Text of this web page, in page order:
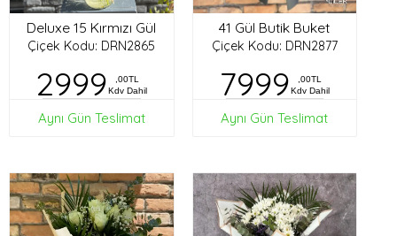
Deluxe 15 Kırmızı Gül
Çiçek Kodu: DRN2865
2999
,00TL
Kdv Dahil
Aynı Gün Teslimat
41 Gül Butik Buket
Çiçek Kodu: DRN2877
7999
,00TL
Kdv Dahil
Aynı Gün Teslimat